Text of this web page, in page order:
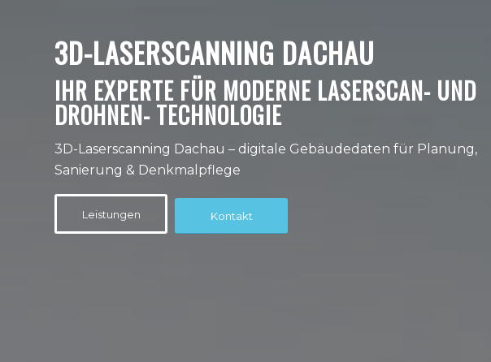
3D-LASERSCANNING DACHAU
IHR EXPERTE FÜR MODERNE LASERSCAN- UND
DROHNEN- TECHNOLOGIE
3D-Laserscanning Dachau – digitale Gebäudedaten für Planung,
Sanierung & Denkmalpflege
Leistungen Kontakt